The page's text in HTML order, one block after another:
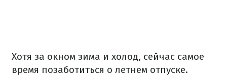
Хотя за окном зима и холод, сейчас самое
время позаботиться о летнем отпуске.